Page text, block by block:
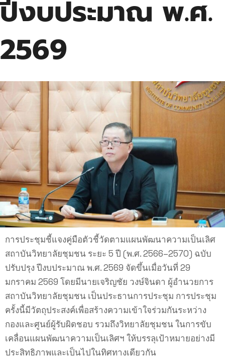
ปีงบประมาณ พ.ศ.
2569
การประชุมชี้แจงคู่มือตัวชี้วัดตามแผนพัฒนาความเป็นเลิศ
สถาบันวิทยาลัยชุมชน ระยะ 5 ปี (พ.ศ. 2566–2570) ฉบับ
ปรับปรุง ปีงบประมาณ พ.ศ. 2569 จัดขึ้นเมื่อวันที่ 29
มกราคม 2569 โดยมีนายเจริญชัย วงษ์จินดา ผู้อำนวยการ
สถาบันวิทยาลัยชุมชน เป็นประธานการประชุม การประชุม
ครั้งนี้มีวัตถุประสงค์เพื่อสร้างความเข้าใจร่วมกันระหว่าง
กองและศูนย์ผู้รับผิดชอบ รวมถึงวิทยาลัยชุมชน ในการขับ
เคลื่อนแผนพัฒนาความเป็นเลิศฯ ให้บรรลุเป้าหมายอย่างมี
ประสิทธิภาพและเป็นไปในทิศทางเดียวกัน